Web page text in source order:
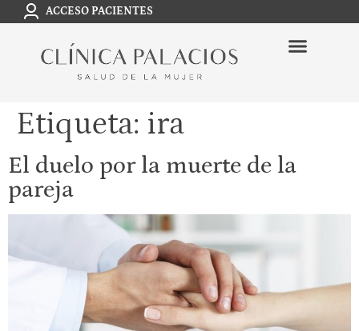
ACCESO PACIENTES
Etiqueta: ira
El duelo por la muerte de la
pareja